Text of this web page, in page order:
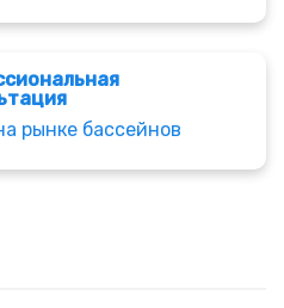
рынке бассейнов